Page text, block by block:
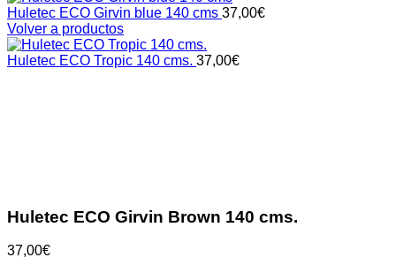
Huletec ECO Girvin blue 140 cms 37,00€
Volver a productos
Huletec ECO Tropic 140 cms. 37,00€
Huletec ECO Girvin Brown 140 cms.
37,00€